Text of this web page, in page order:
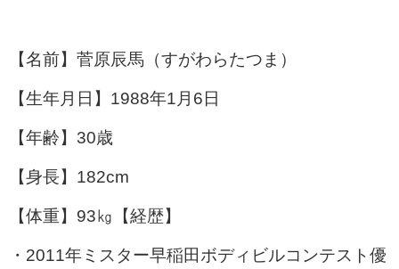
【名前】菅原辰馬（すがわらたつま）
【生年月日】1988年1月6日
【年齢】30歳
【身長】182cm
【体重】93㎏【経歴】
・2011年ミスター早稲田ボディビルコンテスト優